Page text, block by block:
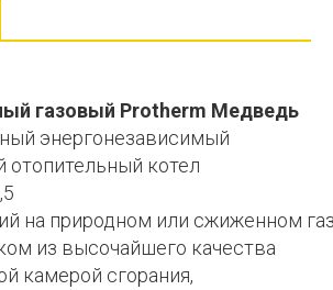
газовый Protherm Медведь
энергонезависимый
отопительный котел
на природном или сжиженном
из высочайшего качества
камерой сгорания,